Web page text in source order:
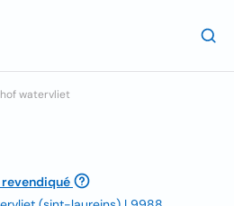
watervliet
revendiqué